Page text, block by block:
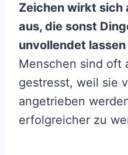
Zeichen wirkt sich
aus, die sonst
unvollendet
Menschen sind oft
gestresst, weil sie
angetrieben
erfolgreicher zu